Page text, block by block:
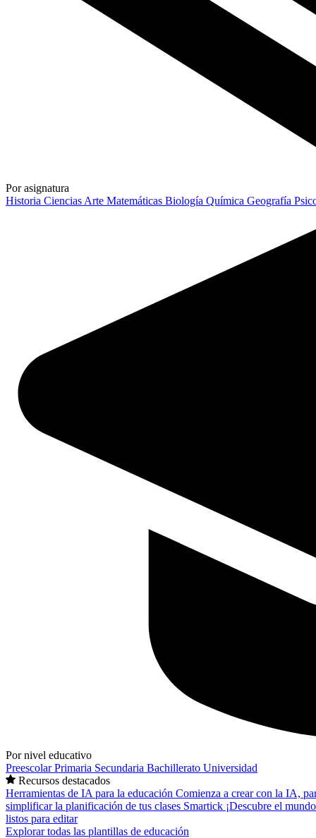
Por asignatura
Historia Ciencias Arte Matemáticas Biología Química Geografía
Por nivel educativo
PreescolarPrimaria Secundaria Bachillerato Universidad
Recursos destacados
Herramientas de IA para la educación Comienza a crear con la IA,
simplificar la planificación de tus clases Smartick ¡Descubre el
listos para editar
Explorar todas las plantillas de educación